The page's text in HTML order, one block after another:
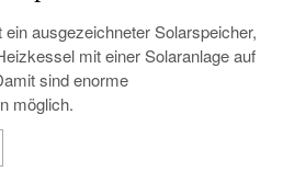
ausgezeichneter Solarspeicher,
mit einer Solaranlage auf
sind enorme
möglich.